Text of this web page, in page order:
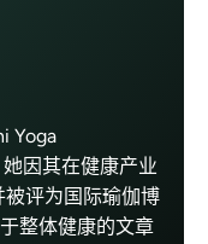
Yoga
因其在健康产业
评为国际瑜伽博
整体健康的文章